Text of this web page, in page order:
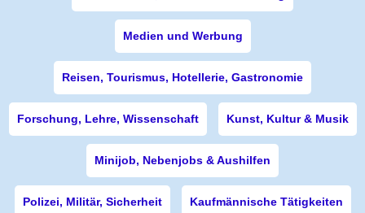
Medien und Werbung
Reisen, Tourismus, Hotellerie, Gastronomie
Forschung, Lehre, Wissenschaft Kunst, Kultur & Musik
Minijob, Nebenjobs & Aushilfen
Polizei, Militär, Sicherheit Kaufmännische Tätigkeiten